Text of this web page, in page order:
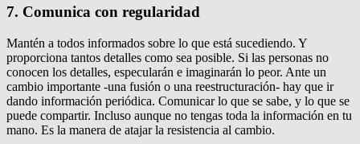
7. Comunica con regularidad
Mantén a todos informados sobre lo que está sucediendo. Y
proporciona tantos detalles como sea posible. Si las personas no
conocen los detalles, especularán e imaginarán lo peor. Ante un
cambio importante -una fusión o una reestructuración- hay que ir
dando información periódica. Comunicar lo que se sabe, y lo que se
puede compartir. Incluso aunque no tengas toda la información en tu
mano. Es la manera de atajar la resistencia al cambio.